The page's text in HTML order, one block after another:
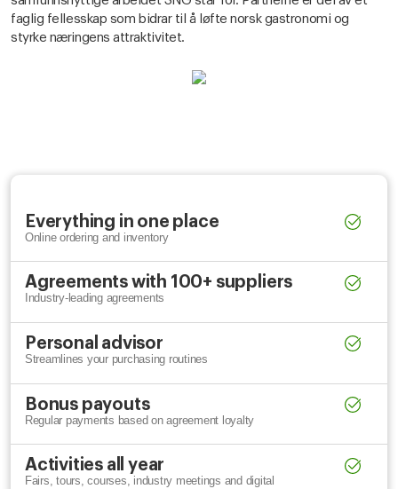
faglig fellesskap som bidrar til å løfte norsk gastronomi og
styrke næringens attraktivitet.
Everything in one place
Online ordering and inventory
Agreements with 100+ suppliers
Industry-leading agreements
Personal advisor
Streamlines your purchasing routines
Bonus payouts
Regular payments based on agreement loyalty
Activities all year
Fairs, tours, courses, industry meetings and digital